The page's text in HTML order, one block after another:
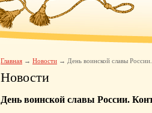
Главная Новости День воинской славы
Новости
День воинской славы России.